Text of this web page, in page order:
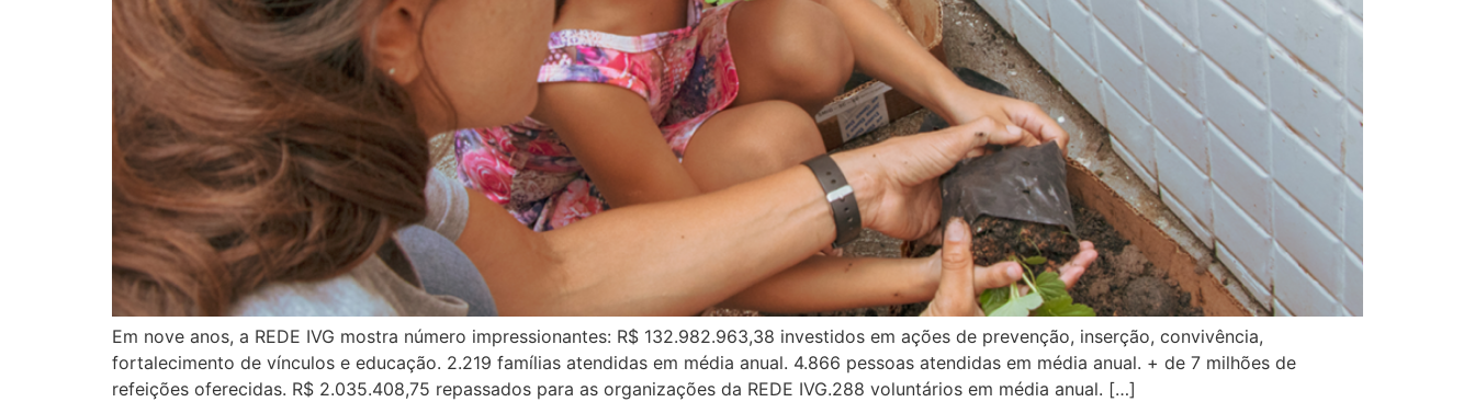
Em nove anos, a REDE IVG mostra número impressionantes: R$ 132.982.963,38 investidos em ações de prevenção, inserção, convivência,
fortalecimento de vínculos e educação. 2.219 famílias atendidas em média anual. 4.866 pessoas atendidas em média anual. + de 7 milhões de
refeições oferecidas. R$ 2.035.408,75 repassados para as organizações da REDE IVG.288 voluntários em média anual. […]